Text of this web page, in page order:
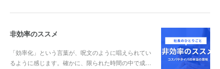
非効率のススメ
「効率化」という言葉が、呪文のように唱えられてい
るように感じます。確かに、限られた時間の中で成…